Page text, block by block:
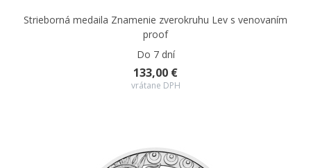
Strieborná medaila Znamenie zverokruhu Lev s venovaním
proof
Do 7 dní
133,00 €
vrátane DPH